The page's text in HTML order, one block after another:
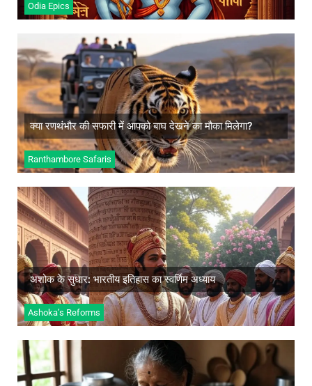
Odia Epics
क्या रणथंभौर की सफारी में आपको बाघ देखने का मौका मिलेगा?
Ranthambore Safaris
क्या रणथंभौर की सफारी में आपको बाघ देखने का मौका
मिलेगा?
अधिक जानें
अशोक के सुधार: भारतीय इतिहास का स्वर्णिम अध्याय
Ashoka’s Reforms
अशोक के सुधार: भारतीय इतिहास का स्वर्णिम अध्याय
अधिक जानें